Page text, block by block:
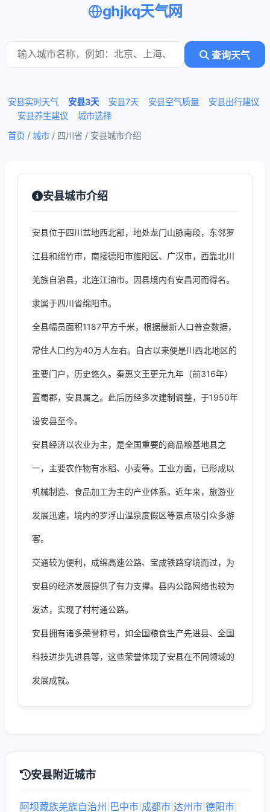
ghjkq天气网
查询天气
安县实时天气 安县3天 安县7天 安县空气质量
安县出行建议
安县养生建议
城市选择
首页 / 城市 / 四川省 / 安县城市介绍
安县城市介绍
安县位于四川盆地西北部，地处龙门山脉南段，东邻罗
江县和绵竹市，南接德阳市旌阳区、广汉市，西靠北川
羌族自治县，北连江油市。因县境内有安昌河而得名。
隶属于四川省绵阳市。
全县幅员面积1187平方千米，根据最新人口普查数据，
常住人口约为40万人左右。自古以来便是川西北地区的
重要门户，历史悠久。秦惠文王更元九年（前316年）
置蜀郡，安县属之。此后历经多次建制调整，于1950年
设安县至今。
安县经济以农业为主，是全国重要的商品粮基地县之
一，主要农作物有水稻、小麦等。工业方面，已形成以
机械制造、食品加工为主的产业体系。近年来，旅游业
发展迅速，境内的罗浮山温泉度假区等景点吸引众多游
客。
交通较为便利，成绵高速公路、宝成铁路穿境而过，为
安县的经济发展提供了有力支撑。县内公路网络也较为
发达，实现了村村通公路。
安县拥有诸多荣誉称号，如全国粮食生产先进县、全国
科技进步先进县等，这些荣誉体现了安县在不同领域的
发展成就。
安县附近城市
阿坝藏族羌族自治州 巴中市 成都市 达州市 德阳市